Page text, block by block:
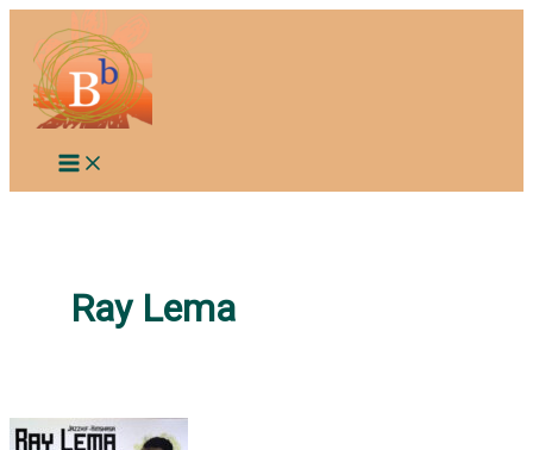
contenu
Ray Lema